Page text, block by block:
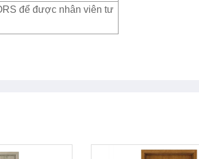
để được nhân viên tư